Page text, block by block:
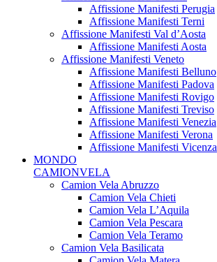
Affissione Manifesti Perugia
Affissione Manifesti Terni
Affissione Manifesti Val d’Aosta
Affissione Manifesti Aosta
Affissione Manifesti Veneto
Affissione Manifesti Belluno
Affissione Manifesti Padova
Affissione Manifesti Rovigo
Affissione Manifesti Treviso
Affissione Manifesti Venezia
Affissione Manifesti Verona
Affissione Manifesti Vicenza
MONDO
CAMIONVELA
Camion Vela Abruzzo
Camion Vela Chieti
Camion Vela L’Aquila
Camion Vela Pescara
Camion Vela Teramo
Camion Vela Basilicata